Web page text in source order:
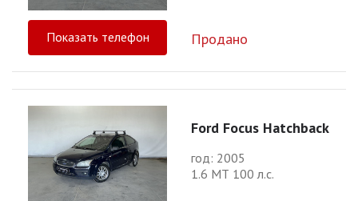
Показать телефон Продано
Ford Focus Hatchback
год: 2005
1.6 МТ 100 л.с.